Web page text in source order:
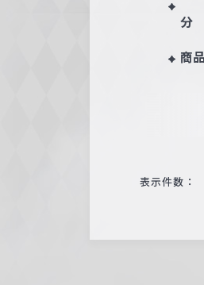
分
商
表示件数：